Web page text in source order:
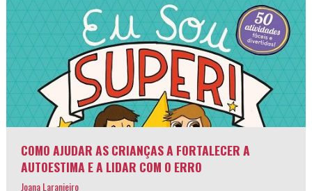
COMO AJUDAR AS CRIANÇAS A FORTALECER A
AUTOESTIMA E A LIDAR COM O ERRO
Joana Laranjeiro